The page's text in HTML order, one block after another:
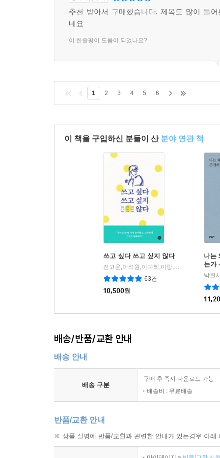
추천 받아서 구매했습니다. 제목도 많이 들
네요
이 한줄평이 도움이 되었나요?
1 2 3 4 5 6
이 책을 구입하신 분들이 산 분야 연관 책
쓰고 싶다 쓰고 싶지 않다
63건
10,500원
나는
는가
박완
배송/반품/교환 안내
배송 안내
배송 구분
구매 후 즉시 다운로드 가능
배송비 : 무료배송
반품/교환 안내
※ 상품 설명에 반품/교환과 관련한 안내가 있는경우 아